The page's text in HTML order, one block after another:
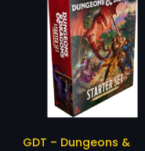
GDT – Dungeons &